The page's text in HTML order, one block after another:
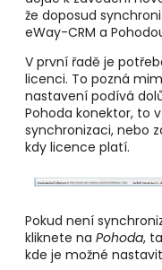
že doposud
eWay-CRM a
V první řadě je
licenci. To pozná
nastavení podívá
Pohoda konektor, to
synchronizaci, nebo
kdy licence platí.
Pokud není
kliknete na Pohoda,
kde je možné